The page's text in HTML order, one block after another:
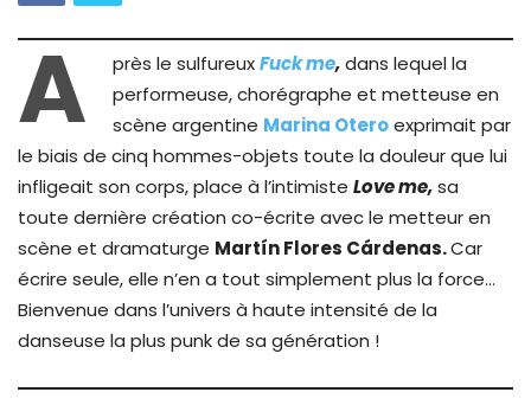
A près le sulfureuxFuck me,dans lequel la
performeuse, chorégraphe et metteuse en
scène argentine Marina Oteroexprimait par
le biais de cinq hommes-objets toute la douleur que lui
infligeait son corps, place à l’intimiste Love me,sa
toute dernière création co-écrite avec le metteur en
scène et dramaturge Martín Flores Cárdenas.Car
écrire seule, elle n’en a tout simplement plus la force…
Bienvenue dans l’univers à haute intensité de la
danseuse la plus punk de sa génération !